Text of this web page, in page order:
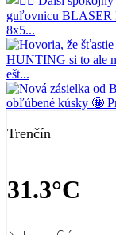
Trenčín
31.3°C